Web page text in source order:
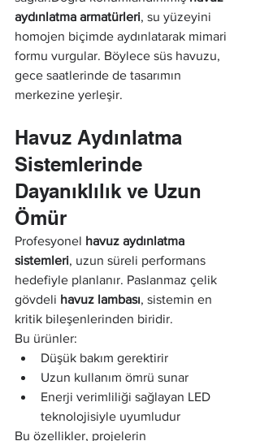
aydınlatma armatürleri, su yüzeyini
homojen biçimde aydınlatarak mimari
formu vurgular. Böylece süs havuzu,
gece saatlerinde de tasarımın
merkezine yerleşir.
Havuz Aydınlatma
Sistemlerinde
Dayanıklılık ve Uzun
Ömür
Profesyonel havuz aydınlatma
sistemleri, uzun süreli performans
hedefiyle planlanır. Paslanmaz çelik
gövdeli havuz lambası, sistemin en
kritik bileşenlerinden biridir.
Bu ürünler:
Düşük bakım gerektirir
Uzun kullanım ömrü sunar
Enerji verimliliği sağlayan LED
teknolojisiyle uyumludur
Bu özellikler, projelerin